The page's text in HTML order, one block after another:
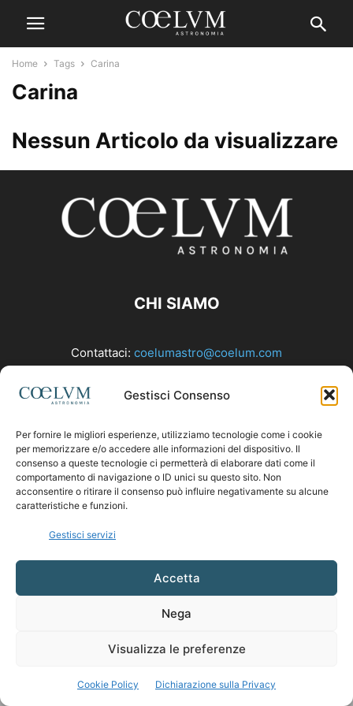
Gestisci Consenso
Per fornire le migliori esperienze, utilizziamo tecnologie come i cookie
per memorizzare e/o accedere alle informazioni del dispositivo. Il
consenso a queste tecnologie ci permetterà di elaborare dati come il
comportamento di navigazione o ID unici su questo sito. Non
acconsentire o ritirare il consenso può influire negativamente su alcune
caratteristiche e funzioni.
Gestisci servizi
Accetta
Nega
Visualizza le preferenze
Cookie Policy Dichiarazione sulla Privacy
Home Tags Carina
Carina
Nessun Articolo da visualizzare
CHI SIAMO
Contattaci: coelumastro@coelum.com
SEGUICI